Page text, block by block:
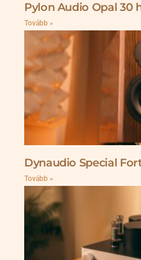
Pylon Audio Opal 30
Tovább »
Dynaudio Special
Tovább »